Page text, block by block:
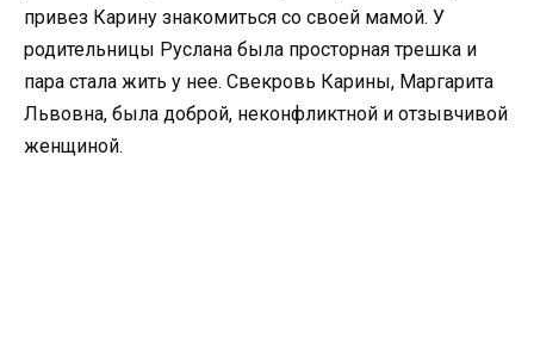
привез Карину знакомиться со своей мамой. У
родительницы Руслана была просторная трешка и
пара стала жить у нее. Свекровь Карины, Маргарита
Львовна, была доброй, неконфликтной и отзывчивой
женщиной.